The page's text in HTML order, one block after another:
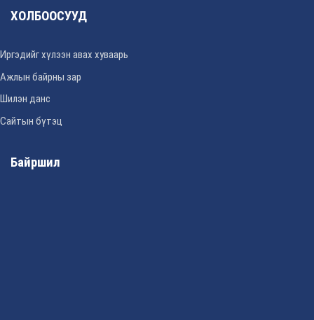
ХОЛБООСУУД
Иргэдийг хүлээн авах хуваарь
Ажлын байрны зар
Шилэн данс
Сайтын бүтэц
Байршил